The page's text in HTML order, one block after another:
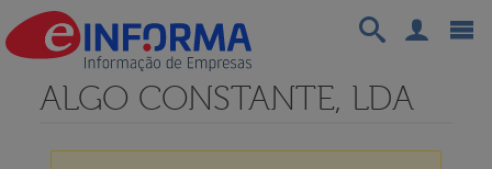
ALGO CONSTANTE, LDA